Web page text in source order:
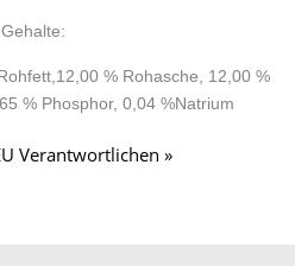
:
12,00 % Rohasche, 12,00 %
% Phosphor, 0,04 %Natrium
Verantwortlichen »